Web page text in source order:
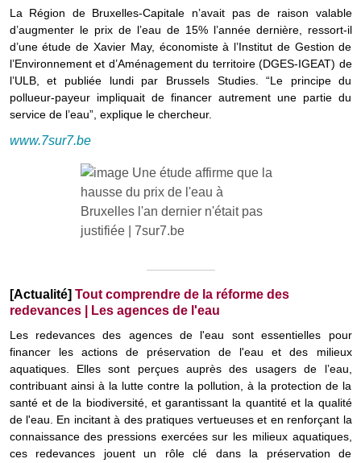
La Région de Bruxelles-Capitale n’avait pas de raison valable
d’augmenter le prix de l’eau de 15% l’année dernière, ressort-il
d’une étude de Xavier May, économiste à l’Institut de Gestion de
l’Environnement et d’Aménagement du territoire (DGES-IGEAT) de
l’ULB, et publiée lundi par Brussels Studies. “Le principe du
pollueur-payeur impliquait de financer autrement une partie du
service de l’eau”, explique le chercheur.
www.7sur7.be
[Actualité] Tout comprendre de la réforme des
redevances | Les agences de l'eau
Les redevances des agences de l'eau sont essentielles pour
financer les actions de préservation de l'eau et des milieux
aquatiques. Elles sont perçues auprès des usagers de l’eau,
contribuant ainsi à la lutte contre la pollution, à la protection de la
santé et de la biodiversité, et garantissant la quantité et la qualité
de l'eau. En incitant à des pratiques vertueuses et en renforçant la
connaissance des pressions exercées sur les milieux aquatiques,
ces redevances jouent un rôle clé dans la préservation de